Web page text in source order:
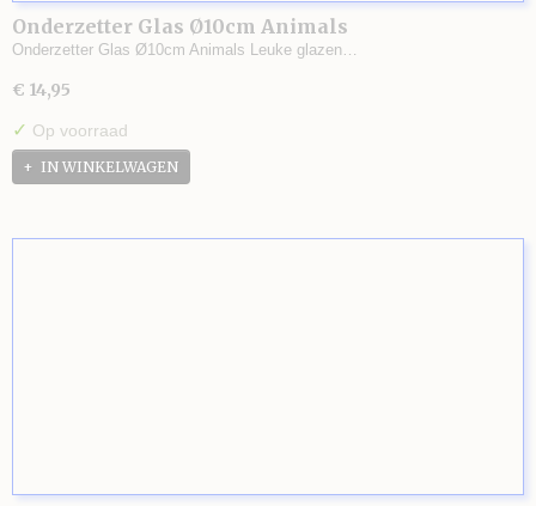
Onderzetter Glas Ø10cm Animals
Onderzetter Glas Ø10cm Animals Leuke glazen…
€ 14,95
✓ Op voorraad
IN WINKELWAGEN